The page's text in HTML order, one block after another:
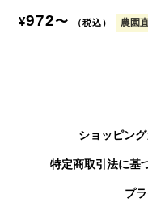
¥972〜 （税込） 農園
ショッピン
特定商取引法に基
プ